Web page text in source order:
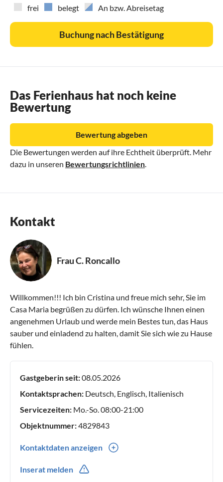
frei
belegt An bzw. Abreisetag
Buchung nach Bestätigung
Das Ferienhaus hat noch keine
Bewertung
Die Bewertungen werden auf ihre Echtheit überprüft. Mehr
dazu in unseren Bewertungsrichtlinien
Bewertung abgeben
Kontakt
Frau C. Roncallo
Willkommen!!! Ich bin Cristina und freue mich sehr, Sie im
Casa Maria begrüßen zu dürfen. Ich wünsche Ihnen einen
angenehmen Urlaub und werde mein Bestes tun, das Haus
sauber und einladend zu halten, damit Sie sich wie zu Hause
fühlen.
Gastgeberin seit:08.05.2026
Kontaktsprachen: Deutsch, Englisch, Italienisch
Servicezeiten: Mo.-So. 08:00-21:00
Objektnummer:4829843
Kontaktdaten anzeigen
Inserat melden